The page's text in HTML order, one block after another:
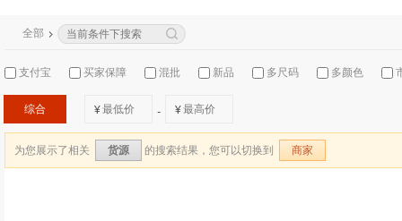
全部
支付宝 买家保障 混批 新品 多尺码 多颜色
综合 ¥ - ¥
为您展示了相关 货源 的搜索结果，您可以切换到 商家